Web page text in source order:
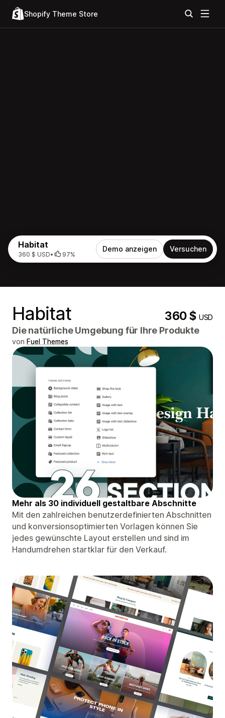
Shopify Theme Store
Habitat
360 $ USD• 97%
Demo anzeigen Versuchen
Habitat 360 $USD
Die natürliche Umgebung für Ihre Produkte
von Fuel Themes
Mehr als 30 individuell gestaltbare Abschnitte
Mit den zahlreichen benutzerdefinierten Abschnitten
und konversionsoptimierten Vorlagen können Sie
jedes gewünschte Layout erstellen und sind im
Handumdrehen startklar für den Verkauf.